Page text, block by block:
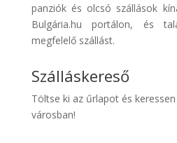
Discover
Cars
Kiwi
Taxi
panziók és olcsó szállások
Bulgária.hu portálon, és
megfelelő szállást.
Szálláskereső
Töltse ki az űrlapot és
városban!